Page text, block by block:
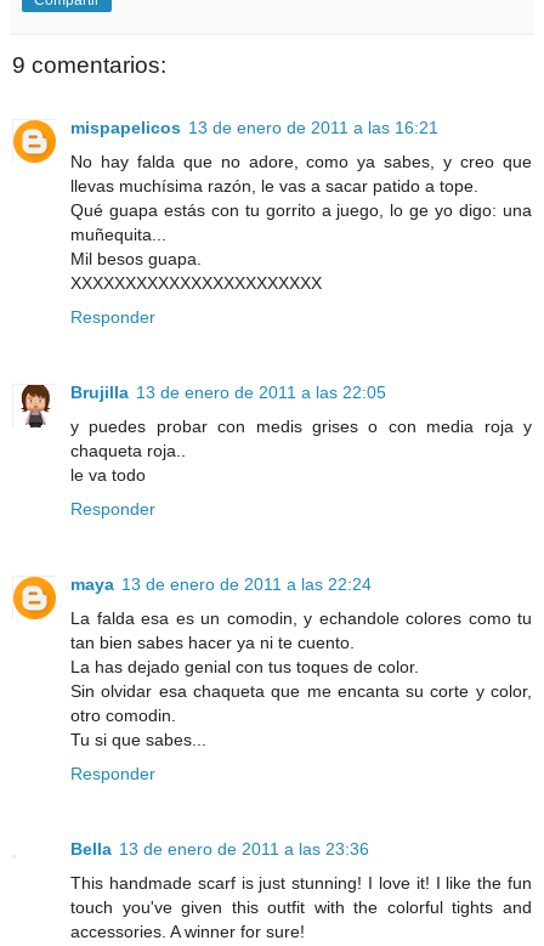
9 comentarios:
mispapelicos 13 de enero de 2011 a las 16:21
No hay falda que no adore, como ya sabes, y creo que
llevas muchísima razón, le vas a sacar patido a tope.
Qué guapa estás con tu gorrito a juego, lo ge yo digo: una
muñequita...
Mil besos guapa.
XXXXXXXXXXXXXXXXXXXXXXX
Responder
Brujilla 13 de enero de 2011 a las 22:05
y puedes probar con medis grises o con media roja y
chaqueta roja..
le va todo
Responder
maya 13 de enero de 2011 a las 22:24
La falda esa es un comodin, y echandole colores como tu
tan bien sabes hacer ya ni te cuento.
La has dejado genial con tus toques de color.
Sin olvidar esa chaqueta que me encanta su corte y color,
otro comodin.
Tu si que sabes...
Responder
Bella 13 de enero de 2011 a las 23:36
This handmade scarf is just stunning! I love it! I like the fun
touch you've given this outfit with the colorful tights and
accessories. A winner for sure!